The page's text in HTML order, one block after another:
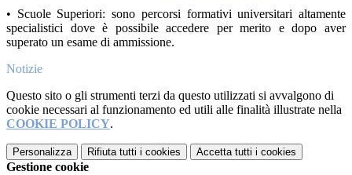
• Scuole Superiori: sono percorsi formativi universitari altamente
specialistici dove è possibile accedere per merito e dopo aver
superato un esame di ammissione.
Notizie
Questo sito o gli strumenti terzi da questo utilizzati si avvalgono di
cookie necessari al funzionamento ed utili alle finalità illustrate nella
COOKIE POLICY.
Personalizza Rifiuta tutti i cookies Accetta tutti i cookies
Gestione cookie